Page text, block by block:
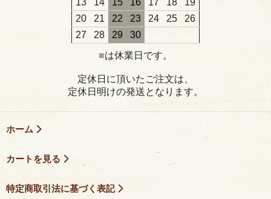
13
14 15 16 17 18
19
20
21 22 23 24 25
26
27
28 29
30
■は休業日です。
定休日に頂いたご注文は、
定休日明けの発送となります。
ホーム
カートを見る
特定商取引法に基づく表記